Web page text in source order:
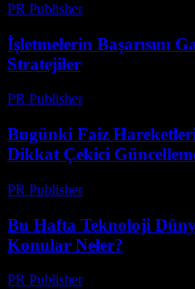
PR Publisher-
İşletmelerin Başarısını
Stratejiler
PR Publisher-
Bugünki Faiz
Dikkat Çekici
PR Publisher-
Bu Hafta Teknoloji
Konular Neler?
PR Publisher-